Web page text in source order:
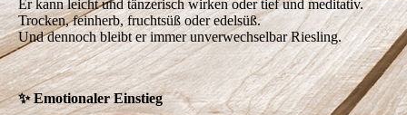
Er kann leicht und tänzerisch wirken oder tief und meditativ.
Trocken, feinherb, fruchtsüß oder edelsüß.
Und dennoch bleibt er immer unverwechselbar Riesling.
✨ Emotionaler Einstieg